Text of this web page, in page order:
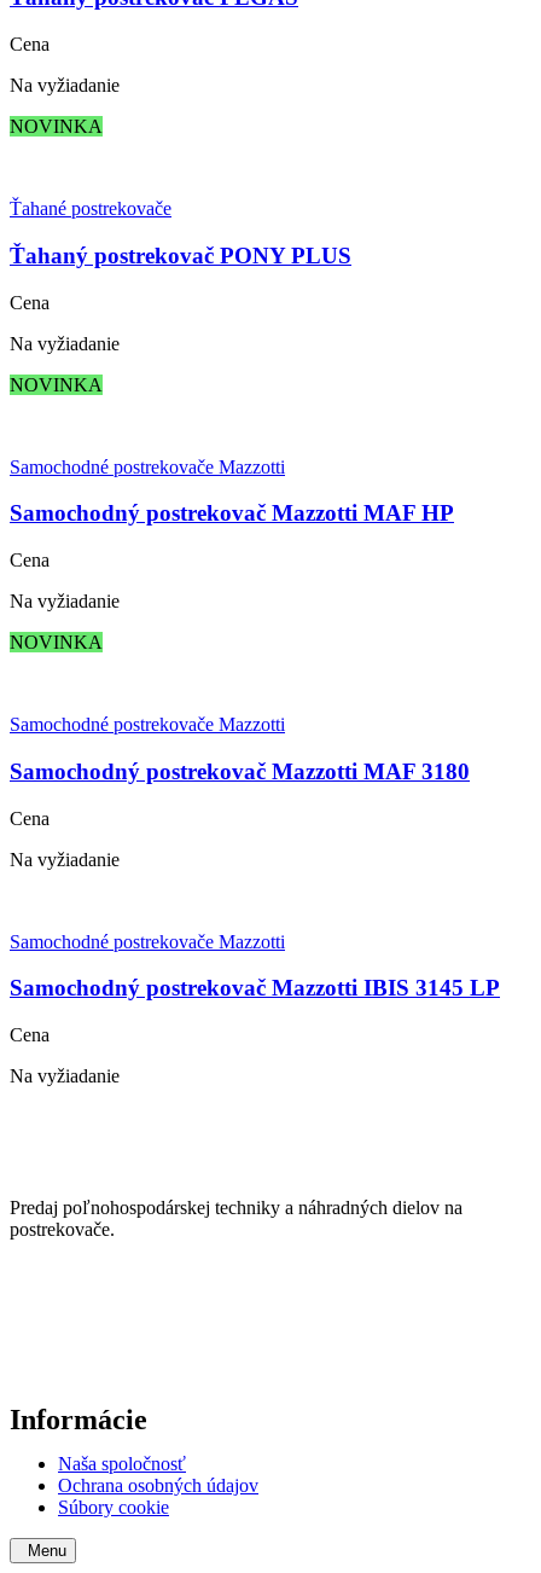
Cena
Na vyžiadanie
NOVINKA
Ťahané postrekovače
Ťahaný postrekovač PONY PLUS
Cena
Na vyžiadanie
NOVINKA
Samochodné postrekovače Mazzotti
Samochodný postrekovač Mazzotti MAF HP
Cena
Na vyžiadanie
NOVINKA
Samochodné postrekovače Mazzotti
Samochodný postrekovač Mazzotti MAF 3180
Cena
Na vyžiadanie
Samochodné postrekovače Mazzotti
Samochodný postrekovač Mazzotti IBIS 3145 LP
Cena
Na vyžiadanie
Predaj poľnohospodárskej techniky a náhradných dielov na
postrekovače.
Informácie
Naša spoločnosť
Ochrana osobných údajov
Súbory cookie
Menu